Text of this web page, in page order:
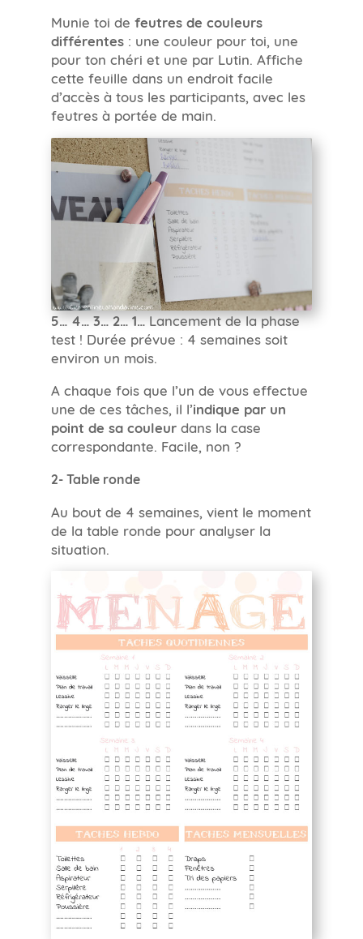
Munie toi de feutres de couleurs
différentes: une couleur pour toi, une
pour ton chéri et une par Lutin. Affiche
cette feuille dans un endroit facile
d’accès à tous les participants, avec les
feutres à portée de main.
5… 4… 3… 2… 1…Lancement de la phase
test ! Durée prévue : 4 semaines soit
environ un mois.
A chaque fois que l’un de vous effectue
une de ces tâches, il l’indique par un
point de sa couleurdans la case
correspondante. Facile, non ?
2- Table ronde
Au bout de 4 semaines, vient le moment
de la table ronde pour analyser la
situation.